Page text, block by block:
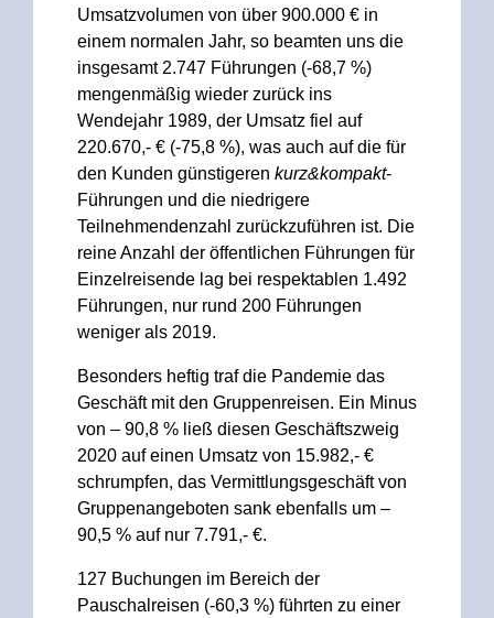
Umsatzvolumen von über 900.000 € in
einem normalen Jahr, so beamten uns die
insgesamt 2.747 Führungen (-68,7 %)
mengenmäßig wieder zurück ins
Wendejahr 1989, der Umsatz fiel auf
220.670,- € (-75,8 %), was auch auf die für
den Kunden günstigeren kurz&kompakt-
Führungen und die niedrigere
Teilnehmendenzahl zurückzuführen ist. Die
reine Anzahl der öffentlichen Führungen für
Einzelreisende lag bei respektablen 1.492
Führungen, nur rund 200 Führungen
weniger als 2019.
Besonders heftig traf die Pandemie das
Geschäft mit den Gruppenreisen. Ein Minus
von – 90,8 % ließ diesen Geschäftszweig
2020 auf einen Umsatz von 15.982,- €
schrumpfen, das Vermittlungsgeschäft von
Gruppenangeboten sank ebenfalls um –
90,5 % auf nur 7.791,- €.
127 Buchungen im Bereich der
Pauschalreisen (-60,3 %) führten zu einer